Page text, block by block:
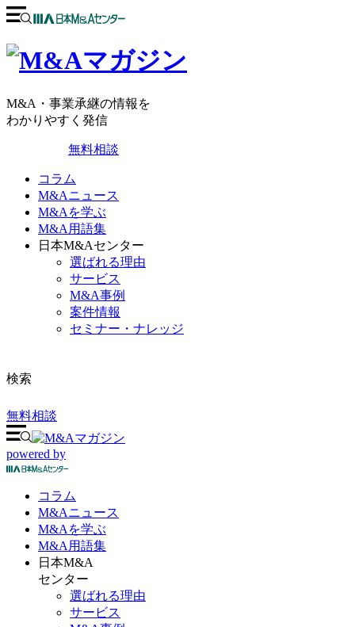
M&A・事業承継の情報を
わかりやすく発信
無料相談
コラム
M&Aニュース
M&Aを学ぶ
M&A用語集
日本M&Aセンター
選ばれる理由
サービス
M&A事例
案件情報
セミナー・ナレッジ
検索
無料相談
powered by
コラム
M&Aニュース
M&Aを学ぶ
M&A 用語集
日本M&A
センター
選ばれる理由
サービス